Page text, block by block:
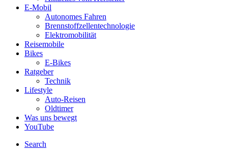
E-Mobil
Autonomes Fahren
Brennstoffzellentechnologie
Elektromobilität
Reisemobile
Bikes
E-Bikes
Ratgeber
Technik
Lifestyle
Auto-Reisen
Oldtimer
Was uns bewegt
YouTube
Search